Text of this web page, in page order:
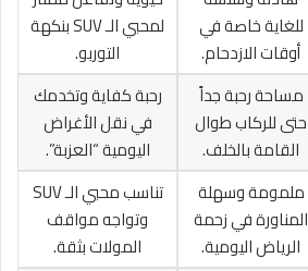
للغاية خاصة في
أوقات الازدحام.
لمحبي الـ SUV بنكهة
التوربو.
مساحة رحبة جداً
حتى للركاب طوال
القامة بالخلف.
رحبة كفاية وتخدمك
في نقل الأغراض
اليومية “العزبة”.
ملمومة وسهلة
المناورة في زحمة
الرياض اليومية.
تناسب محبي الـ SUV
وتواجه مواقف
المولات بثقة.